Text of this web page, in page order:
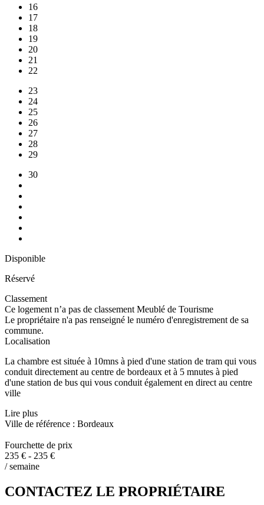
16
17
18
19
20
21
22
23
24
25
26
27
28
29
30
Disponible
Réservé
Classement
Ce logement n’a pas de classement Meublé de Tourisme
Le propriétaire n'a pas renseigné le numéro d'enregistrement de sa
commune.
Localisation
La chambre est située à 10mns à pied d'une station de tram qui vous
conduit directement au centre de bordeaux et à 5 mnutes à pied
d'une station de bus qui vous conduit également en direct au centre
ville
Lire plus
Ville de référence : Bordeaux
Fourchette de prix
235 € - 235 €
/ semaine
CONTACTEZ LE PROPRIÉTAIRE